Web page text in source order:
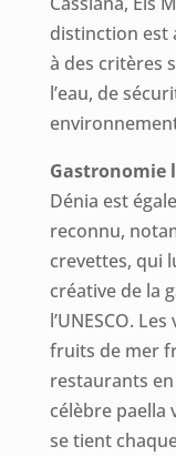
distinction est
à des critères
l’eau, de
Gastronomie
Dénia est
reconnu,
crevettes, qui
créative de la
l’UNESCO.
fruits de mer
restaurants
célèbre paella
se tient